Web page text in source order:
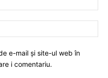
e-mail și site-ul web în
i comentariu.